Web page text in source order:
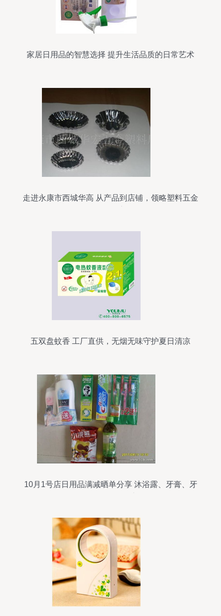
家居日用品的智慧选择 提升生活品质的日常艺术
走进永康市西城华高 从产品到店铺，领略塑料五金
五双盘蚊香 工厂直供，无烟无味守护夏日清凉
10月1号店日用品满减晒单分享 沐浴露、牙膏、牙